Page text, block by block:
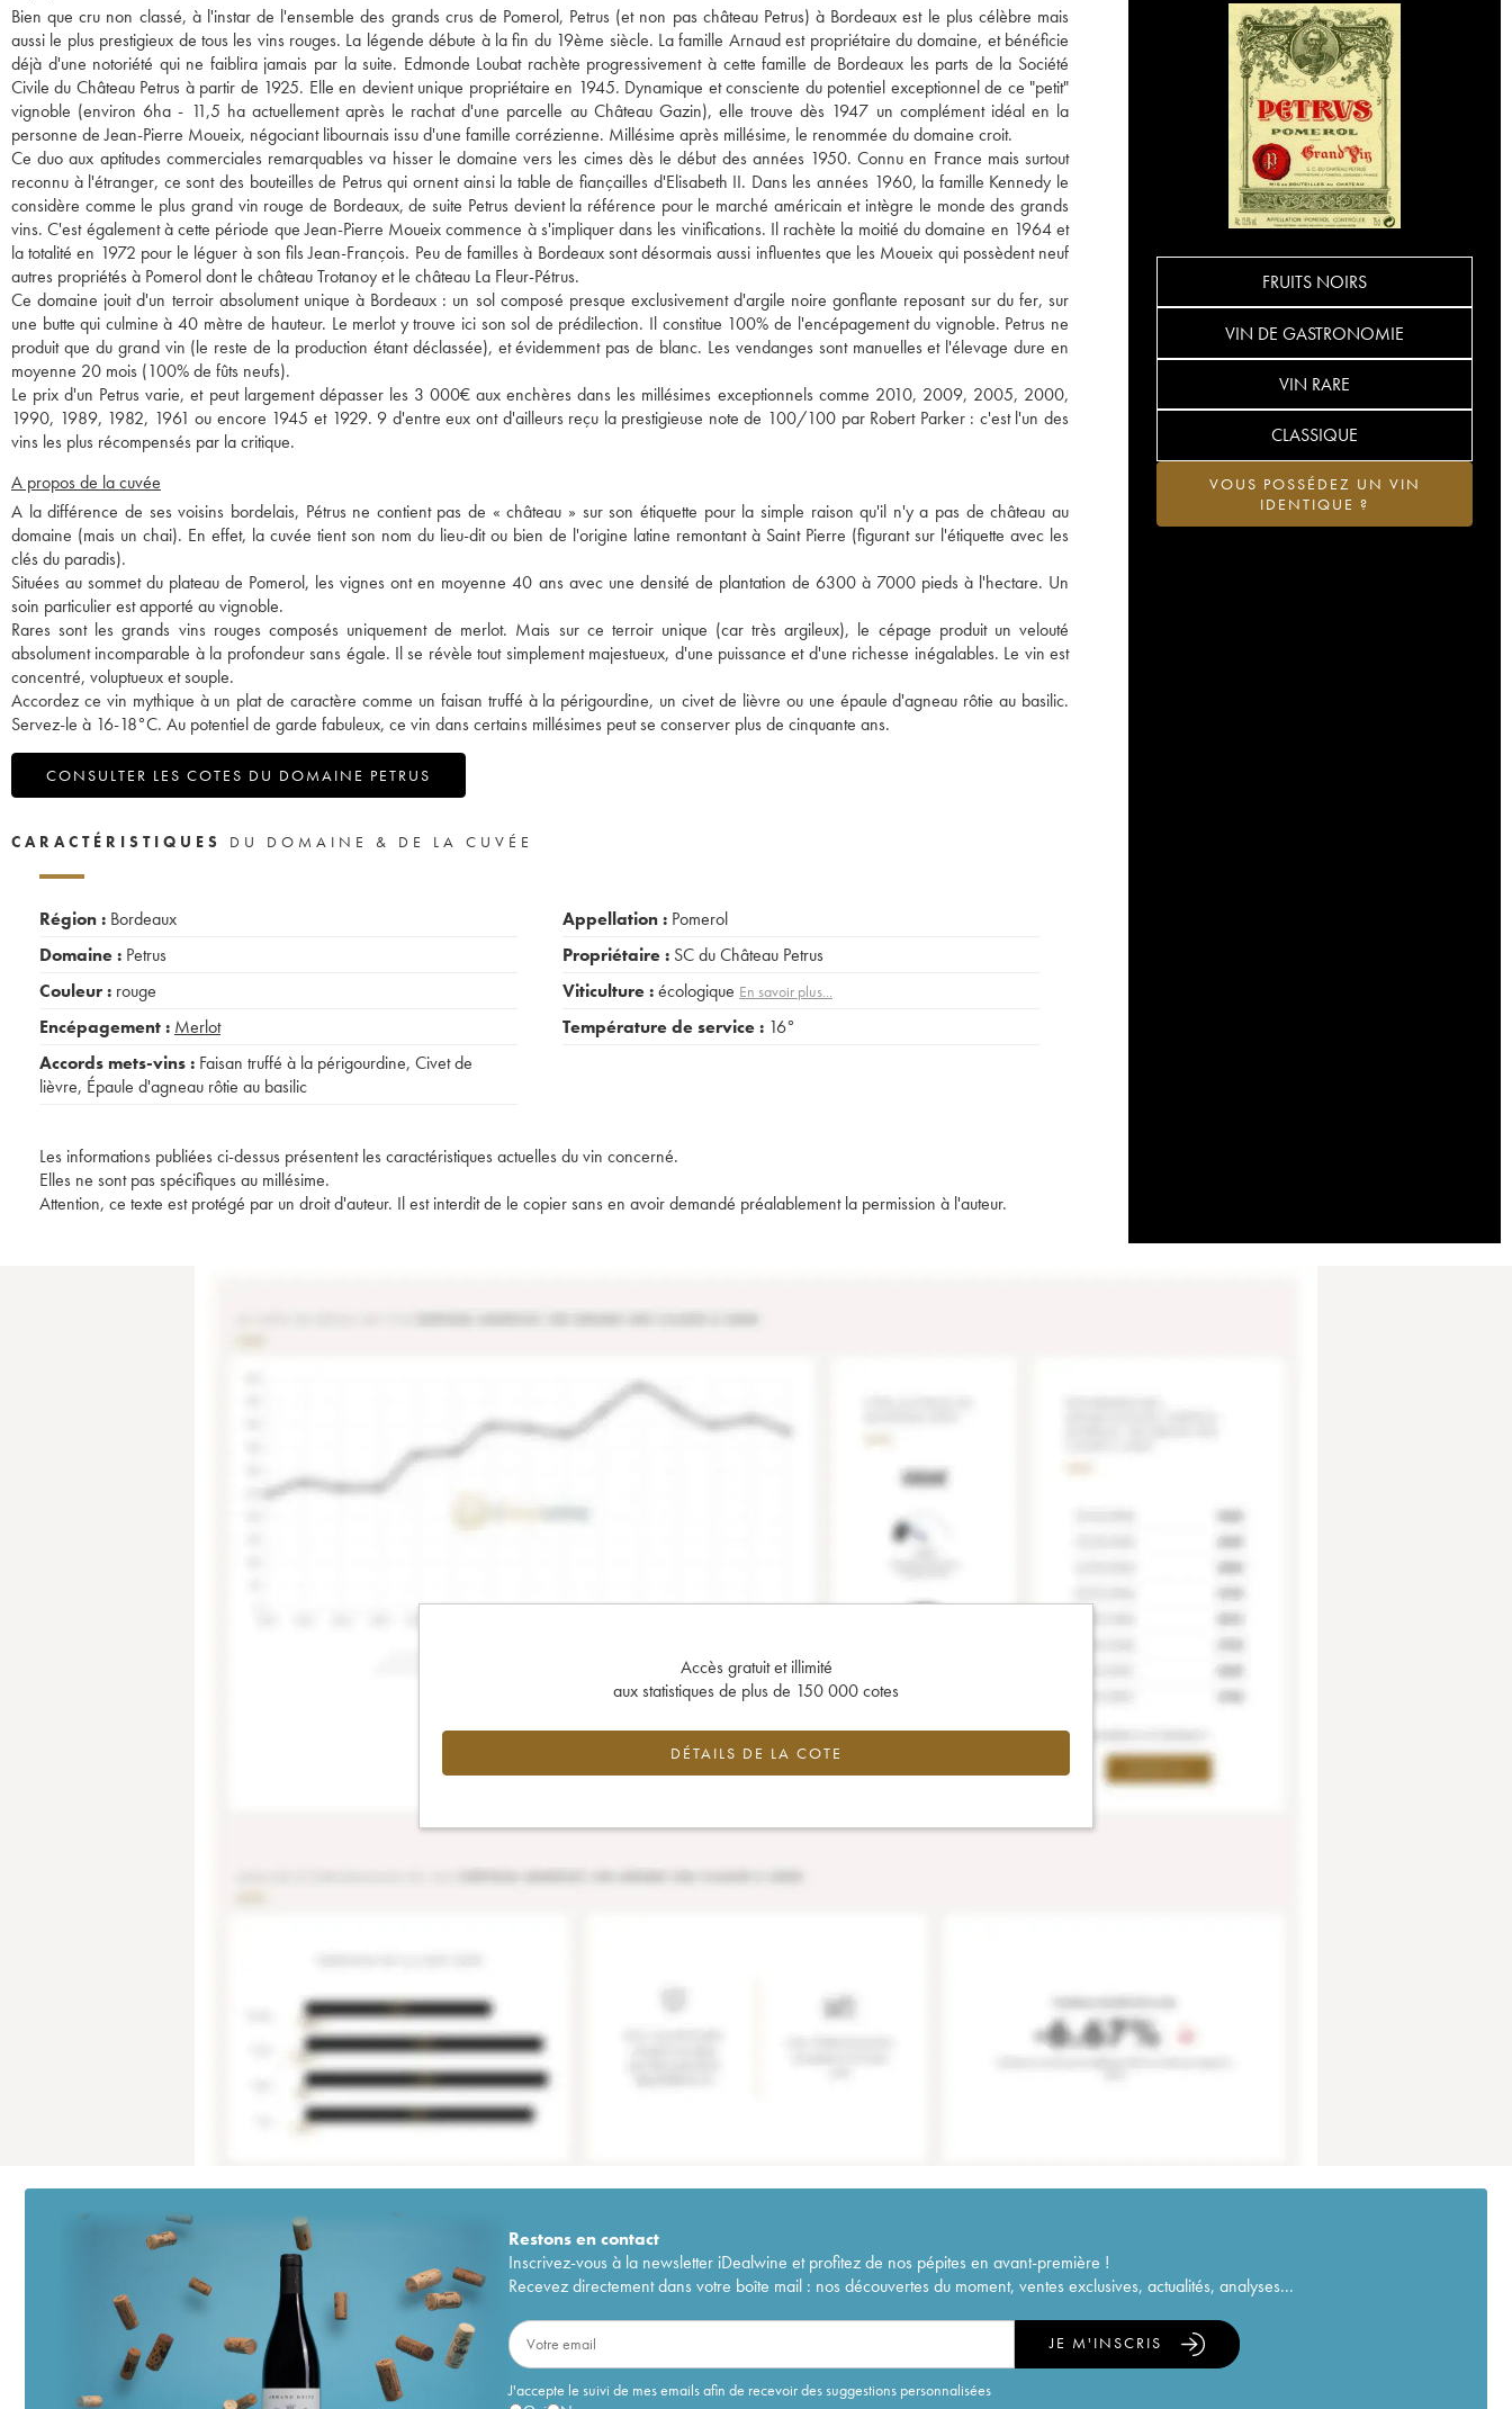
Bien que cru non classé, à l'instar de l'ensemble des grands crus de Pomerol, Petrus (et non pas château Petrus) à Bordeaux est le plus célèbre mais
aussi le plus prestigieux de tous les vins rouges. La légende débute à la fin du 19ème siècle. La famille Arnaud est propriétaire du domaine, et bénéficie
déjà d'une notoriété qui ne faiblira jamais par la suite. Edmonde Loubat rachète progressivement à cette famille de Bordeaux les parts de la Société
Civile du Château Petrus à partir de 1925. Elle en devient unique propriétaire en 1945. Dynamique et consciente du potentiel exceptionnel de ce "petit"
vignoble (environ 6ha - 11,5 ha actuellement après le rachat d'une parcelle au Château Gazin), elle trouve dès 1947 un complément idéal en la
personne de Jean-Pierre Moueix, négociant libournais issu d'une famille corrézienne. Millésime après millésime, le renommée du domaine croit.
Ce duo aux aptitudes commerciales remarquables va hisser le domaine vers les cimes dès le début des années 1950. Connu en France mais surtout
reconnu à l'étranger, ce sont des bouteilles de Petrus qui ornent ainsi la table de fiançailles d'Elisabeth II. Dans les années 1960, la famille Kennedy le
considère comme le plus grand vin rouge de Bordeaux, de suite Petrus devient la référence pour le marché américain et intègre le monde des grands
vins. C'est également à cette période que Jean-Pierre Moueix commence à s'impliquer dans les vinifications. Il rachète la moitié du domaine en 1964 et
la totalité en 1972 pour le léguer à son fils Jean-François. Peu de familles à Bordeaux sont désormais aussi influentes que les Moueix qui possèdent neuf
autres propriétés à Pomerol dont le château Trotanoy et le château La Fleur-Pétrus.
Ce domaine jouit d'un terroir absolument unique à Bordeaux : un sol composé presque exclusivement d'argile noire gonflante reposant sur du fer, sur
une butte qui culmine à 40 mètre de hauteur. Le merlot y trouve ici son sol de prédilection. Il constitue 100% de l'encépagement du vignoble. Petrus ne
produit que du grand vin (le reste de la production étant déclassée), et évidemment pas de blanc. Les vendanges sont manuelles et l'élevage dure en
moyenne 20 mois (100% de fûts neufs).
Le prix d'un Petrus varie, et peut largement dépasser les 3 000€ aux enchères dans les millésimes exceptionnels comme 2010, 2009, 2005, 2000,
1990, 1989, 1982, 1961 ou encore 1945 et 1929. 9 d'entre eux ont d'ailleurs reçu la prestigieuse note de 100/100 par Robert Parker : c'est l'un des
vins les plus récompensés par la critique.
A propos de la cuvée
A la différence de ses voisins bordelais, Pétrus ne contient pas de « château » sur son étiquette pour la simple raison qu'il n'y a pas de château au
domaine (mais un chai). En effet, la cuvée tient son nom du lieu-dit ou bien de l'origine latine remontant à Saint Pierre (figurant sur l'étiquette avec les
clés du paradis).
Situées au sommet du plateau de Pomerol, les vignes ont en moyenne 40 ans avec une densité de plantation de 6300 à 7000 pieds à l'hectare. Un
soin particulier est apporté au vignoble.
Rares sont les grands vins rouges composés uniquement de merlot. Mais sur ce terroir unique (car très argileux), le cépage produit un velouté
absolument incomparable à la profondeur sans égale. Il se révèle tout simplement majestueux, d'une puissance et d'une richesse inégalables. Le vin est
concentré, voluptueux et souple.
Accordez ce vin mythique à un plat de caractère comme un faisan truffé à la périgourdine, un civet de lièvre ou une épaule d'agneau rôtie au basilic.
Servez-le à 16-18°C. Au potentiel de garde fabuleux, ce vin dans certains millésimes peut se conserver plus de cinquante ans.
CONSULTER LES COTES DU DOMAINE PETRUS
FRUITS NOIRS
VIN DE GASTRONOMIE
VIN RARE
CLASSIQUE
VOUS POSSÉDEZ UN VIN
IDENTIQUE ?
CARACTÉRISTIQUES DU DOMAINE & DE LA CUVÉE
Région : Bordeaux
Domaine : Petrus
Couleur : rouge
Encépagement : Merlot
Accords mets-vins : Faisan truffé à la périgourdine, Civet de
lièvre, Épaule d'agneau rôtie au basilic
Appellation : Pomerol
Propriétaire : SC du Château Petrus
Viticulture :écologique En savoir plus...
Température de service : 16°
Les informations publiées ci-dessus présentent les caractéristiques actuelles du vin concerné.
Elles ne sont pas spécifiques au millésime.
Attention, ce texte est protégé par un droit d'auteur. Il est interdit de le copier sans en avoir demandé préalablement la permission à l'auteur.
Accès gratuit et illimité
aux statistiques de plus de 150 000 cotes
DÉTAILS DE LA COTE
Restons encontact
Inscrivez-vous à la newsletter iDealwine et profitez de nos pépites en avant-première !
Recevez directement dans votre boîte mail : nos découvertes du moment, ventes exclusives, actualités, analyses...
J'accepte le suivi de mes emails afin de recevoir des suggestions personnalisées
JE M'INSCRIS